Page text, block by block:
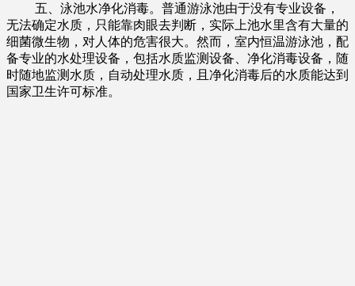
五、泳池水净化消毒。普通游泳池由于没有专业设备，
无法确定水质，只能靠肉眼去判断，实际上池水里含有大量的
细菌微生物，对人体的危害很大。然而，室内恒温游泳池，配
备专业的水处理设备，包括水质监测设备、净化消毒设备，随
时随地监测水质，自动处理水质，且净化消毒后的水质能达到
国家卫生许可标准。